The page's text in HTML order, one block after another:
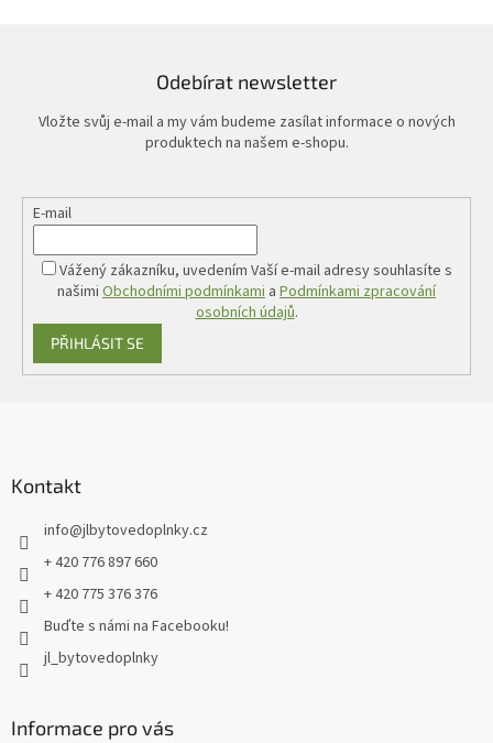
Odebírat newsletter
Vložte svůj e-mail a my vám budeme zasílat informace o nových
produktech na našem e-shopu.
E-mail
Vážený zákazníku, uvedením Vaší e-mail adresy souhlasíte s
našimi Obchodními podmínkami a Podmínkami zpracování
osobních údajů.
PŘIHLÁSIT SE
Kontakt
info@jlbytovedoplnky.cz
+ 420 776 897 660
+ 420 775 376 376
Buďte s námi na Facebooku!
jl_bytovedoplnky
Informace pro vás